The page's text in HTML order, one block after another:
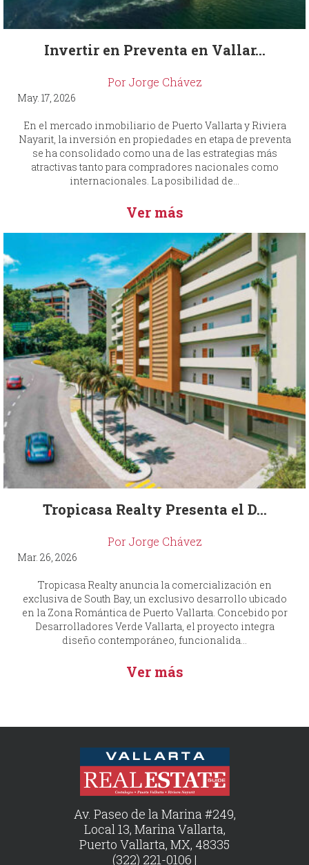
Invertir en Preventa en Vallar...
Por Jorge Chávez
May. 17, 2026
En el mercado inmobiliario de Puerto Vallarta y Riviera
Nayarit, la inversión en propiedades en etapa de preventa
se ha consolidado como una de las estrategias más
atractivas tanto para compradores nacionales como
internacionales. La posibilidad de...
Ver más
Tropicasa Realty Presenta el D...
Por Jorge Chávez
Mar. 26, 2026
Tropicasa Realty anuncia la comercialización en
exclusiva de South Bay, un exclusivo desarrollo ubicado
en la Zona Romántica de Puerto Vallarta. Concebido por
Desarrolladores Verde Vallarta, el proyecto integra
diseño contemporáneo, funcionalida...
Ver más
Av. Paseo de la Marina #249,
Local 13, Marina Vallarta,
Puerto Vallarta, MX, 48335
(322) 221-0106 |